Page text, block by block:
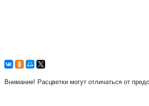
Внимание! Расцветки могут отличаться от